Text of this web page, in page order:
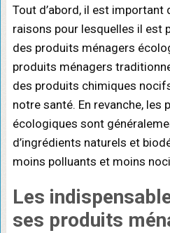
Tout d’abord, il est important
raisons pour lesquelles il est
des produits ménagers
produits ménagers
des produits chimiques
notre santé. En revanche, les
écologiques sont
d’ingrédients naturels et
moins polluants et moins
Les
ses produits